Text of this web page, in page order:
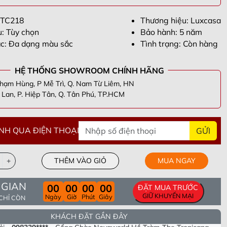
Tùy chọn
Đa dạng màu sắc
Thương hiệu: Luxcasa
Bảo hành: 5 năm
Tình trạng: Còn hàng
HỆ THỐNG SHOWROOM CHÍNH HÃNG
Hùng, P Mễ Trì, Q. Nam Từ Liêm, HN
P. Hiệp Tân, Q. Tân Phú, TP.HCM
QUA ĐIỆN THOẠI GỬI
+ THÊM VÀO GIỎ MUA NGAY
CÒN
00
Ngày
00
Giờ
00
Phút
00
Giây
ĐẶT MUA TRƯỚC
GIỮ KHUYẾN MẠI
KHÁCH ĐẶT GẦN ĐÂY
Thắng - 098305****- Tầng 40 Tòa HPC Lanmark Văn Khê, Hà
- 090955****- Số 63 Lạc Long Quân, Hiệp Định, Hiệp Tân,
Ninh
-082693****- Khu cc empire . Tháp linden .phường Thủ Thiêm .
Đức. Tp Hồ chí minh- Cổng Chào Novaworld Hồ Tràm-The Tropicana,
Bình Châu, Huyện Xuyên Mộc, Tỉnh Bà Rịa Vũng Tàu
-096661****- CC phú Thạnh, lô e 609 53 nguyễn sơn, phú thạnh